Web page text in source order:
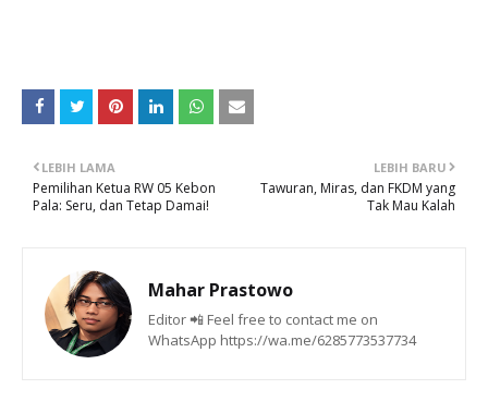
LEBIH BARU
Tawuran, Miras, dan FKDM yang
Tak Mau Kalah
LEBIH LAMA
Pemilihan Ketua RW 05 Kebon
Pala: Seru, dan Tetap Damai!
Mahar Prastowo
Editor 📲 Feel free to contact me on
WhatsApp https://wa.me/6285773537734